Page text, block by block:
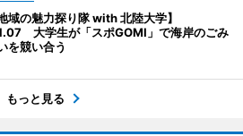
地域の魅力探り隊 with 北陸大学】
大学生が「スポGOMI」で海岸のごみ
を競い合う
もっと見る